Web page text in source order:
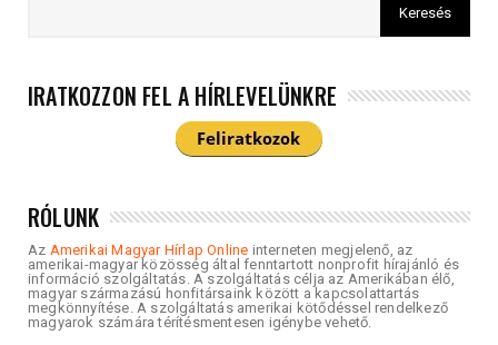
IRATKOZZON FEL A HÍRLEVELÜNKRE
RÓLUNK
Az Amerikai Magyar Hírlap Online interneten megjelenő, az
amerikai-magyar közösség által fenntartott nonprofit hírajánló és
információ szolgáltatás. A szolgáltatás célja az Amerikában élő,
magyar származású honfitársaink között a kapcsolattartás
megkönnyítése. A szolgáltatás amerikai kötődéssel rendelkező
magyarok számára térítésmentesen igénybe vehető.